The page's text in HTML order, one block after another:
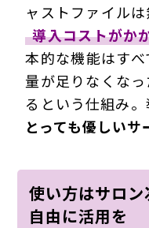
ャストファイルは
導入コストがか
本的な機能はす
量が足りなくな
るという仕組み
とっても優しいサ
使い方はサロ
自由に活用を